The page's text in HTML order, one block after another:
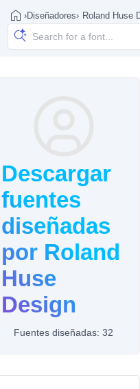
›Diseñadores› Roland Huse
Descargar
fuentes
diseñadas
por Roland
Huse
Design
Fuentes diseñadas: 32